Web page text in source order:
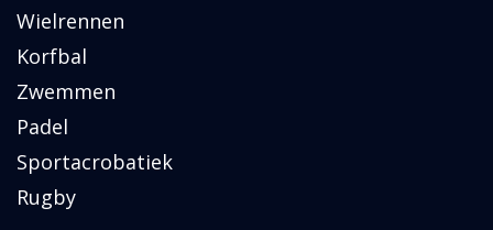
Wielrennen
Korfbal
Zwemmen
Padel
Sportacrobatiek
Rugby